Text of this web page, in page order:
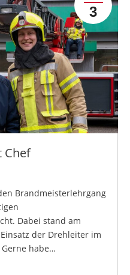
3
Chef
Brandmeisterlehrgang
Dabei stand am
der Drehleiter im
habe…